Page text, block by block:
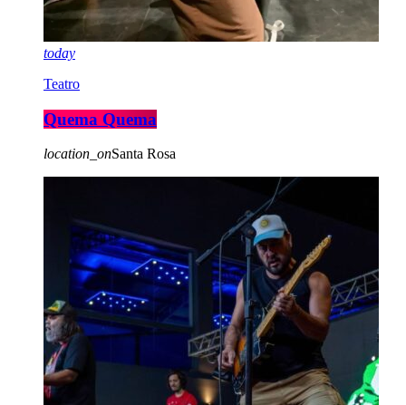
today
Teatro
Quema Quema
location_onSanta Rosa